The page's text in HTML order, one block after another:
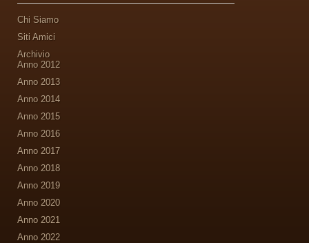
Chi Siamo
Siti Amici
Archivio
Anno 2012
Anno 2013
Anno 2014
Anno 2015
Anno 2016
Anno 2017
Anno 2018
Anno 2019
Anno 2020
Anno 2021
Anno 2022